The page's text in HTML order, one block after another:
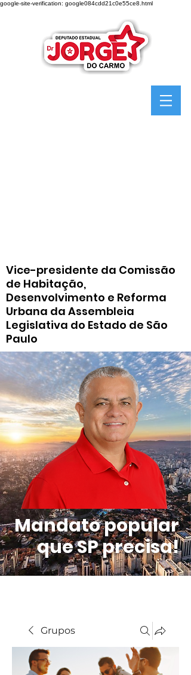
google-site-verification: google084cdd21c0e55ce8.html
Vice-presidente da Comissão
de Habitação,
Desenvolvimento e Reforma
Urbana da Assembleia
Legislativa do Estado de São
Paulo
Mandato popular
que SP precisa!
Grupos